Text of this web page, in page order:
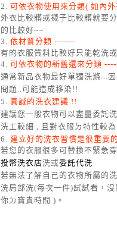
2. 可依衣物使用來分類( 如內
外衣比較髒或襪子比較髒就要
的比較好~~
3. 依材質分類 -------
有的衣服質料比較好只能乾洗
4. 可依衣物的新舊還來分類
通常新品衣物最好單獨洗滌...
問題..可能造成移染!!
5. 真誠的洗衣建議 !!
建議您一般衣物可以盡量委託
洗工較細 , 且對衣服ㄉ特性較
6. 建立好的洗衣習慣是很重要
若您的衣服很多可替換不緊急
投幣洗衣店洗或委託代洗
若無法了解自己的衣物所屬的
洗局部洗(每次一件)試試看，
你ㄉ寶貴時間 )。